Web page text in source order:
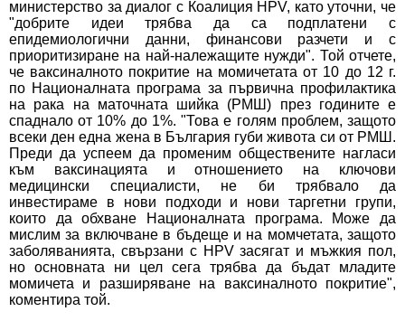
министерство за диалог с Коалиция HPV, като уточни, че
"добрите идеи трябва да са подплатени с
епидемиологични данни, финансови разчети и с
приоритизиране на най-належащите нужди". Той отчете,
че ваксиналното покритие на момичетата от 10 до 12 г.
по Националната програма за първична профилактика
на рака на маточната шийка (РМШ) през годините е
спаднало от 10% до 1%. "Това е голям проблем, защото
всеки ден една жена в България губи живота си от РМШ.
Преди да успеем да променим обществените нагласи
към ваксинацията и отношението на ключови
медицински специалисти, не би трябвало да
инвестираме в нови подходи и нови таргетни групи,
които да обхване Националната програма. Може да
мислим за включване в бъдеще и на момчетата, защото
заболяванията, свързани с HPV засягат и мъжкия пол,
но основната ни цел сега трябва да бъдат младите
момичета и разширяване на ваксиналното покритие",
коментира той.